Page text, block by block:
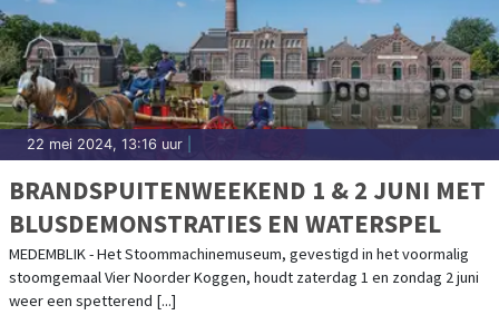
22 mei 2024, 13:16 uur
BRANDSPUITENWEEKEND 1 & 2 JUNI MET
BLUSDEMONSTRATIES EN WATERSPEL
MEDEMBLIK - Het Stoommachinemuseum, gevestigd in het voormalig
stoomgemaal Vier Noorder Koggen, houdt zaterdag 1 en zondag 2 juni
weer een spetterend [...]